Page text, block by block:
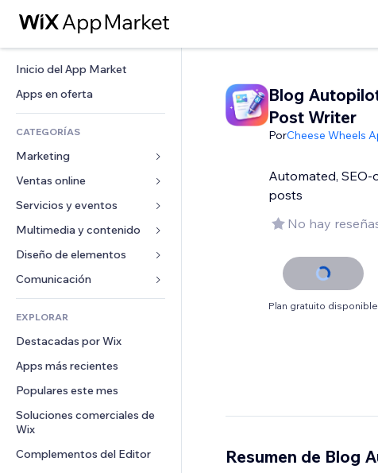
Inicio del App Market
Apps en oferta
CATEGORÍAS
Marketing
Anuncios
Móvil
Analíticas
Anuncios del sitio
Email
Ventas online
Apps para tiendas
Envíos y entregas
Botones de venta
Contabilidad
Cupones y fidelización
Almacenamiento de mercancía
Crowdfunding
Alimentos y bebidas
Servicios y eventos
Hoteles
Eventos
Restaurantes
Inmobiliarias
Reservas
Multimedia y contenido
Galerías
Música
Pódcast
Fotografía
Video
PDF
Compartir archivos
Noticias
Servicios de contenido
Efectos de texto
Diseño de elementos
Mapas y navegación
Privacidad y seguridad
Reloj
Plantillas para páginas
Efectos de imágenes
Botones y menús
Banners e insignias
Calculadoras
Buscar
Formularios
Encuestas
Chat
Comentarios
Teléfono
Comunidad
Reseñas y testimonios
EXPLORAR
Destacadas por Wix
Apps más recientes
Populares este mes
Soluciones comerciales de
Wix
Complementos del Editor
Blog
Post Writer
PorCheese Wheels
Automated,
posts
No hay
Plan gratuito disponible
Resumen de Blog